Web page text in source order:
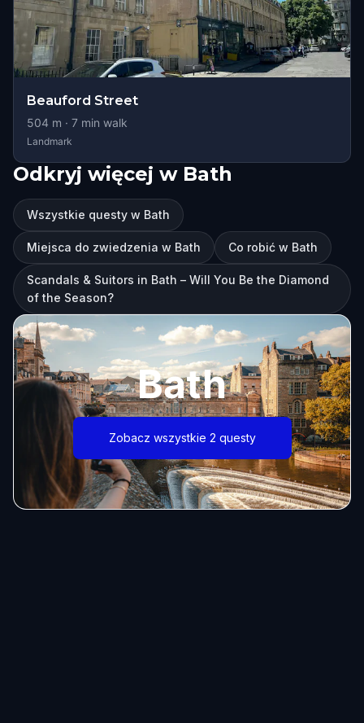
Beauford Street
504 m · 7 min walk
Landmark
Odkryj więcej w Bath
Wszystkie questy w Bath
Miejsca do zwiedzenia w Bath Co robić w Bath
Scandals & Suitors in Bath – Will You Be the Diamond
of the Season?
Bath
Zobacz wszystkie 2 questy